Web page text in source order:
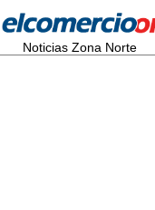
Noticias Zona Norte